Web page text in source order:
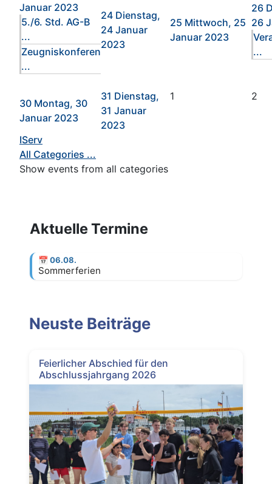
Januar 2023
5./6. Std. AG-B
...
Zeugniskonferen
...
24 Dienstag,
24 Januar
2023
25 Mittwoch, 25
Januar 2023
26
26
...
30 Montag, 30
Januar 2023
31 Dienstag,
31 Januar
2023
1 2
IServ
All Categories ...
Show events from all categories
Aktuelle Termine
📅 06.08.
Sommerferien
Neuste Beiträge
Feierlicher Abschied für den
Abschlussjahrgang 2026